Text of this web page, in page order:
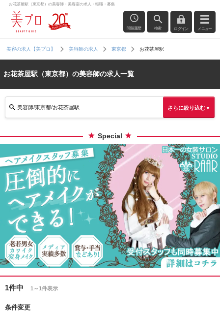
お花茶屋駅（東京都）の美容師・美容室の求人・転職・募集
閲覧履歴 検索 ログイン メニュー
美容の求人【美プロ】 美容師の求人 東京都 お花茶屋駅
お花茶屋駅（東京都）の美容師の求人一覧
美容師/東京都/お花茶屋駅 さらに絞り込む▼
Special
1件中 1～1件表示
条件変更